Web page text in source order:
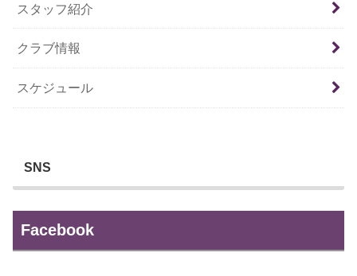
スタッフ紹介
クラブ情報
スケジュール
SNS
Facebook